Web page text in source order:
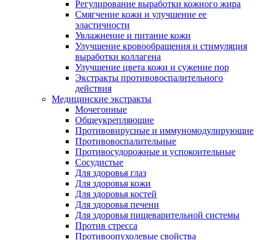
Регулирование выработки кожного жира
Смягчение кожи и улучшение ее
эластичности
Увлажнение и питание кожи
Улучшение кровообращения и стимуляция
выработки коллагена
Улучшение цвета кожи и сужение пор
Экстракты противовоспалительного
действия
Медицинские экстракты
Мочегонные
Общеукрепляющие
Противовирусные и иммуномодулирующие
Противовоспалительные
Противосудорожные и успокоительные
Сосудистые
Для здоровья глаз
Для здоровья кожи
Для здоровья костей
Для здоровья печени
Для здоровья пищеварительной системы
Против стресса
Противоопухолевые свойства